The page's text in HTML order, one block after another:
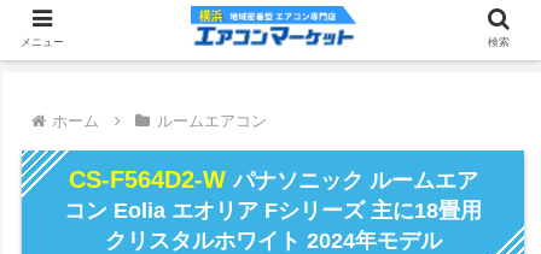
ホーム ルームエアコン
CS-F564D2-Wパナソニック ルームエア
コン Eolia エオリア Fシリーズ 主に18畳用
クリスタルホワイト 2024年モデル
メニュー 検索